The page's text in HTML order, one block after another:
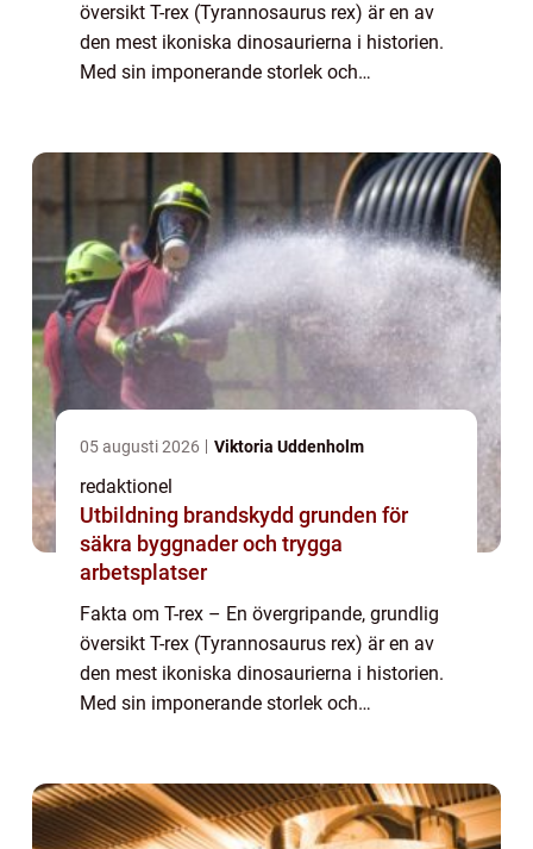
översikt T-rex (Tyrannosaurus rex) är en av
den mest ikoniska dinosaurierna i historien.
Med sin imponerande storlek och
05 augusti 2026 Viktoria Uddenholm
redaktionel
Utbildning brandskydd grunden för
säkra byggnader och trygga
arbetsplatser
Fakta om T-rex – En övergripande, grundlig
översikt T-rex (Tyrannosaurus rex) är en av
den mest ikoniska dinosaurierna i historien.
Med sin imponerande storlek och
årti...